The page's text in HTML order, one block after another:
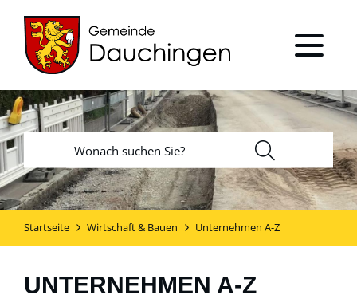
Startseite Wirtschaft & Bauen Unternehmen A-Z
UNTERNEHMEN A-Z